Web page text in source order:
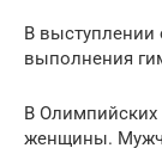
В выступлении
выполнения
В Олимпийских
женщины.